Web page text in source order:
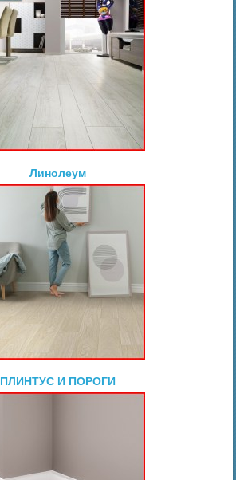
Линолеум
ПЛИНТУС И ПОРОГИ